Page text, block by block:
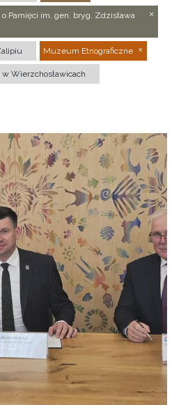
Pamięci im. gen. bryg. Zdzisława
Muzeum Etnograficzne
Wierzchosławicach